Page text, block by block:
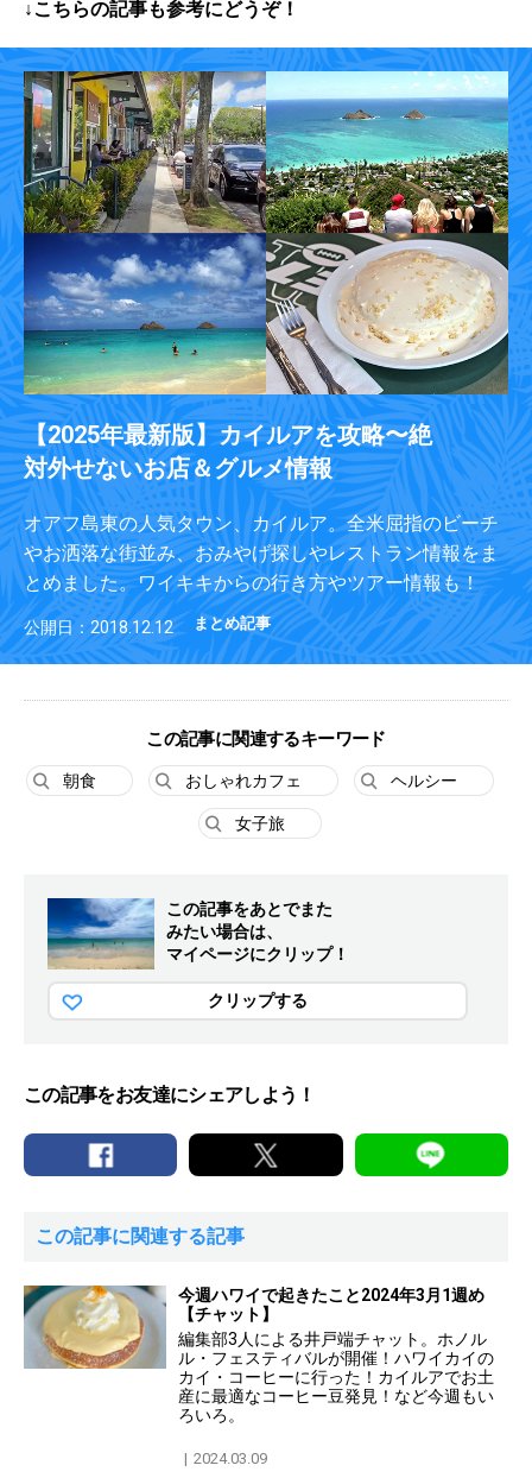
↓こちらの記事も参考にどうぞ！
【2025年最新版】カイルアを攻略〜絶
対外せないお店＆グルメ情報
オアフ島東の人気タウン、カイルア。全米屈指のビーチ
やお洒落な街並み、おみやげ探しやレストラン情報をま
とめました。ワイキキからの行き方やツアー情報も！
公開日：2018.12.12 まとめ記事
この記事に関連するキーワード
朝食 おしゃれカフェ ヘルシー
女子旅
この記事をあとでまた
みたい場合は、
マイページにクリップ！
クリップする
この記事をお友達にシェアしよう！
この記事に関連する記事
今週ハワイで起きたこと2024年3月1週め
【チャット】
編集部3人による井戸端チャット。ホノル
ル・フェスティバルが開催！ハワイカイの
カイ・コーヒーに行った！カイルアでお土
産に最適なコーヒー豆発見！など今週もい
ろいろ。
2024.03.09